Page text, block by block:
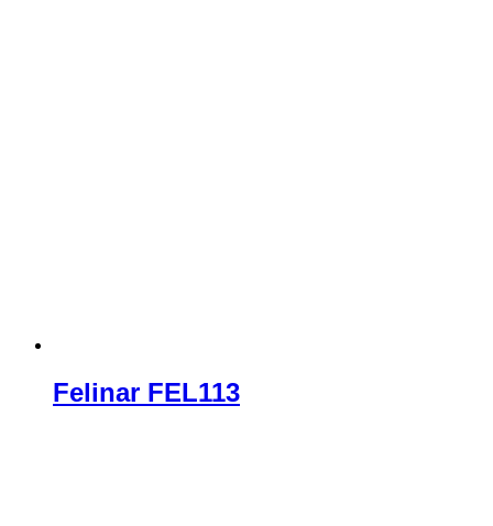
Felinar FEL113